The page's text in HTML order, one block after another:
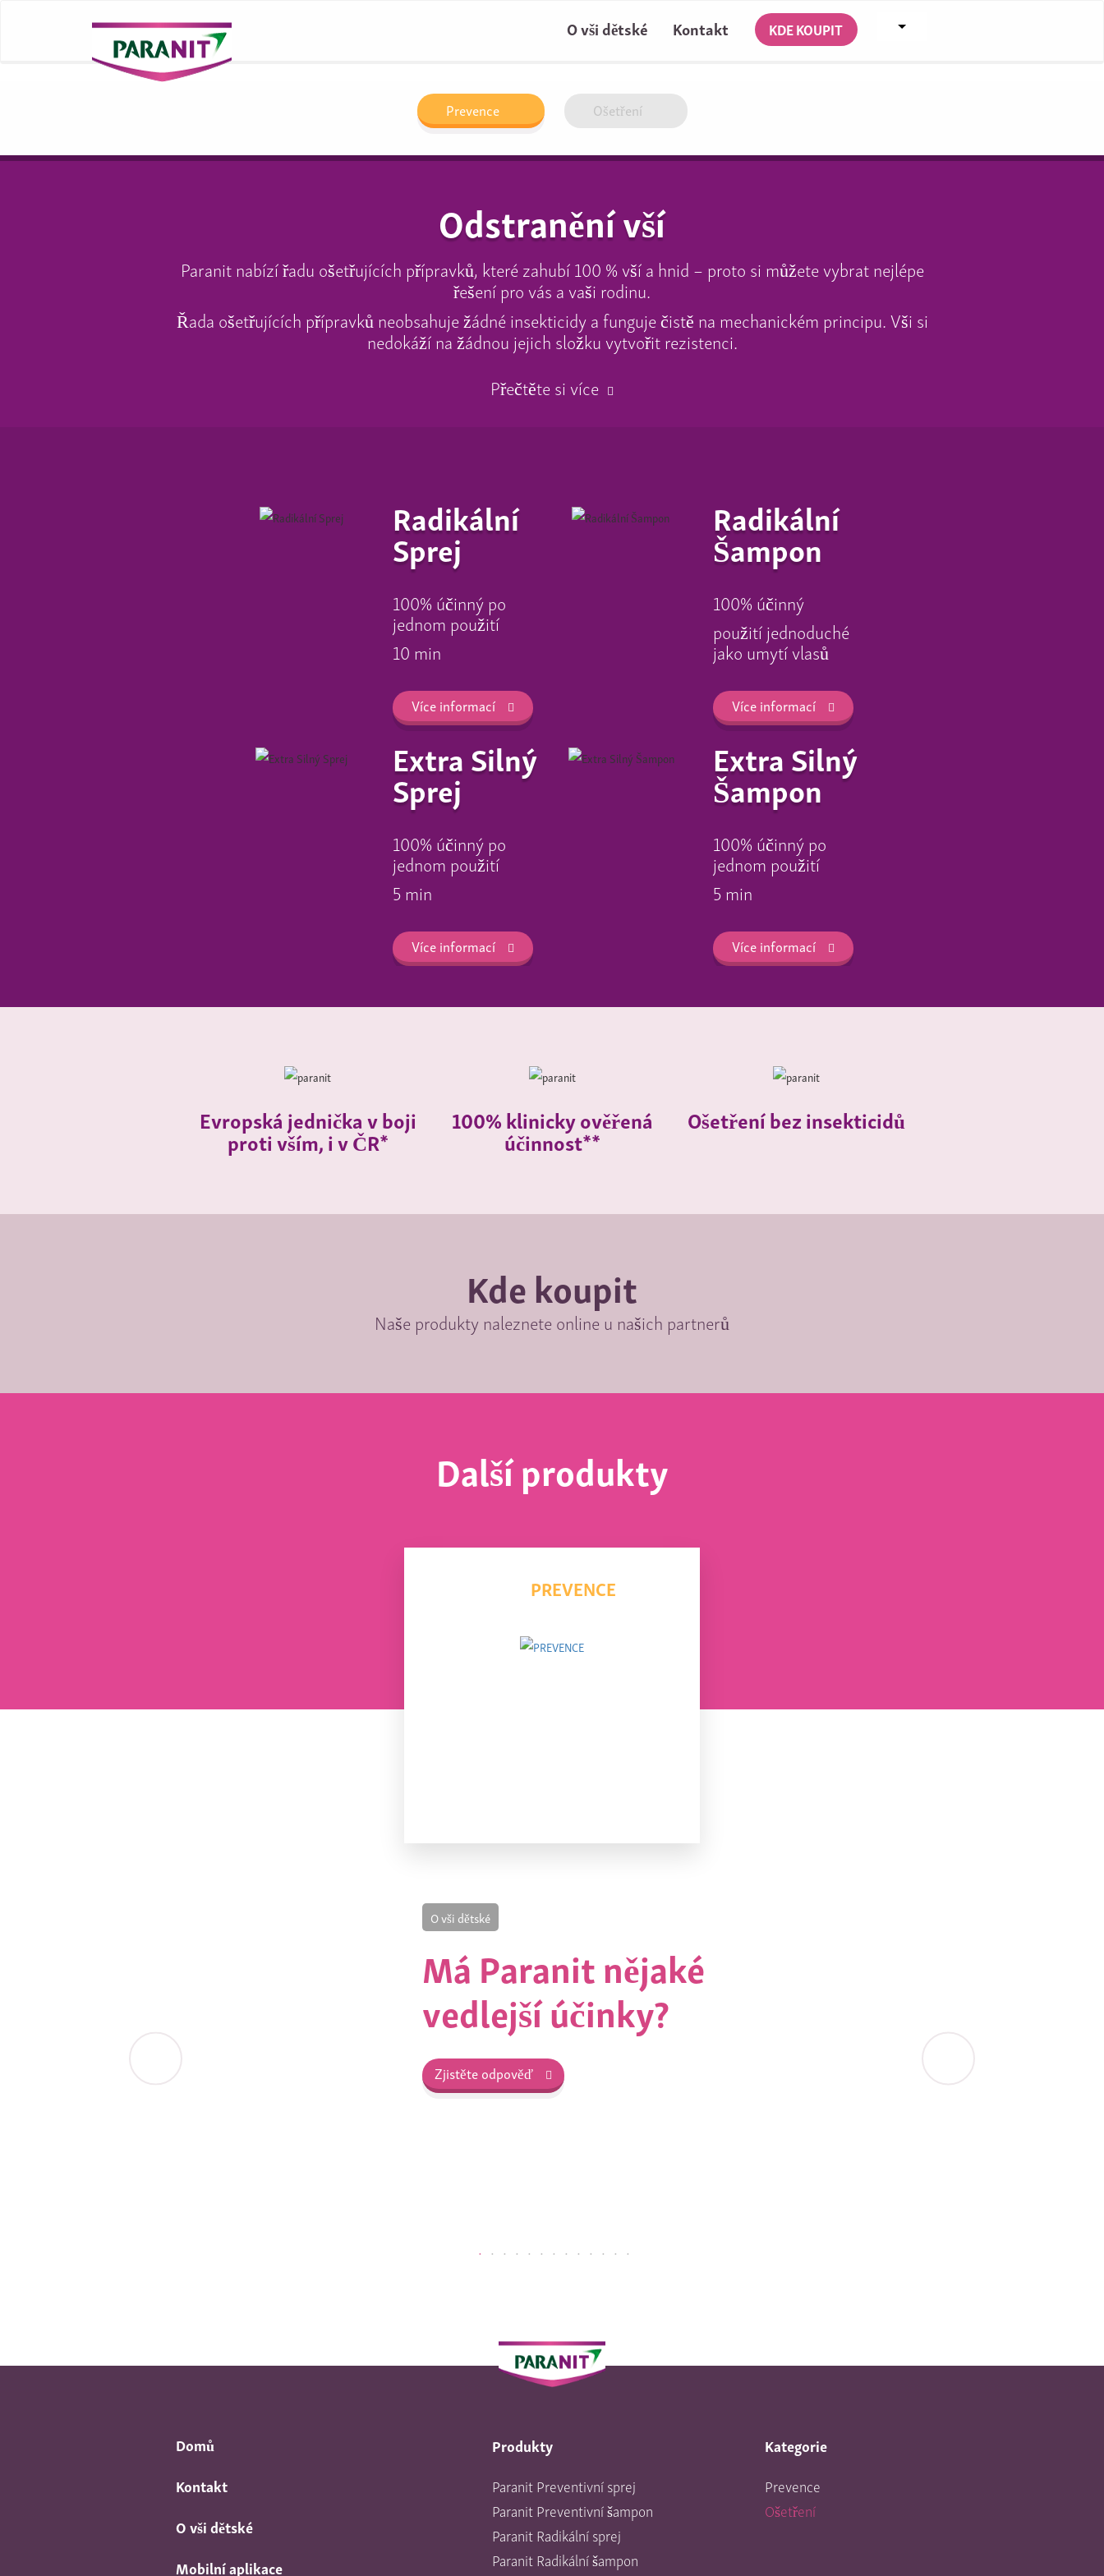
O vši dětské Kontakt KDE KOUPIT
Prevence Ošetření
Odstranění vší
Paranit nabízí řadu ošetřujících přípravků, které zahubí 100 % vší a hnid – proto si můžete vybrat nejlépe
řešení pro vás a vaši rodinu.
Řada ošetřujících přípravků neobsahuje žádné insekticidy a funguje čistě na mechanickém principu. Vši si
nedokáží na žádnou jejich složku vytvořit rezistenci.
Přečtěte si více
Radikální
Sprej
100% účinný po
jednom použití
10 min
Více informací
Radikální
Šampon
100% účinný
použití jednoduché
jako umytí vlasů
Více informací
Extra Silný
Sprej
100% účinný po
jednom použití
5 min
Více informací
Extra Silný
Šampon
100% účinný po
jednom použití
5 min
Více informací
Evropská jednička v boji
proti vším, i v ČR*
100% klinicky ověřená
účinnost**
Ošetření bez insekticidů
Kde koupit
Naše produkty naleznete online u našich partnerů
Další produkty
PREVENCE
O vši dětské
Má Paranit nějaké
vedlejší účinky?
Zjistěte odpověď
Domů
Kontakt
O vši dětské
Mobilní aplikace
Produkty
Paranit Preventivní sprej
Paranit Preventivní šampon
Paranit Radikální sprej
Paranit Radikální šampon
Kategorie
Prevence
Ošetření